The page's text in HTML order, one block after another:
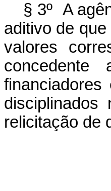
§ 3º A
aditivo de que
valores
concedente
relicitação de